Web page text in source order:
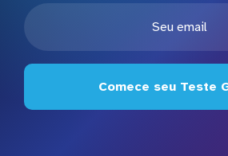
Comece seu Teste